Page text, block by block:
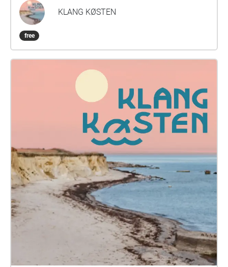
humoristiske og poetiske blik på Gedser og sammen
med os på vandringen udforske spørgsmålet:
Hvorfor er vi, hvor vi er? - Hvorfor er vi - og du - i
Gedser? Praktiske informationer: Varighed: ca. 90
Barrierefrihed: Klapvogn- og kørestolsvenlig.
Toiletter: Der er toiletter ved start i Gedser Gamle
Togstation. Transport: Der er ikke offentlig transport
retur fra Gedser Odde. Alder: Anbefales fra 12 år. Pris:
Lydvandring og appen er gratis Bag lydvandringen
Pichler Klang: Andreas Oxenvad Knud Romer som
Knud Romer Som Klara mødte du Christina Bech
Som Lichtenstein, naturens stemme mødte du Mette
Benedicte Benzen Som Kafka og kragerne Gerard
Carey Dramaturgi og oversættelse til dansk: Anneline
Köhler Juul Engelsk oversættelse: Sina Birkholz
Grafisk design: Alexandra Fiebig Fotografi: Christina
Buch, Jakob Kullberg, Rasmus Bauner, Sune
Kaarsberg, Frej Aabenhus, Kasper Ørum, Andreas
KLANG KØSTEN
free